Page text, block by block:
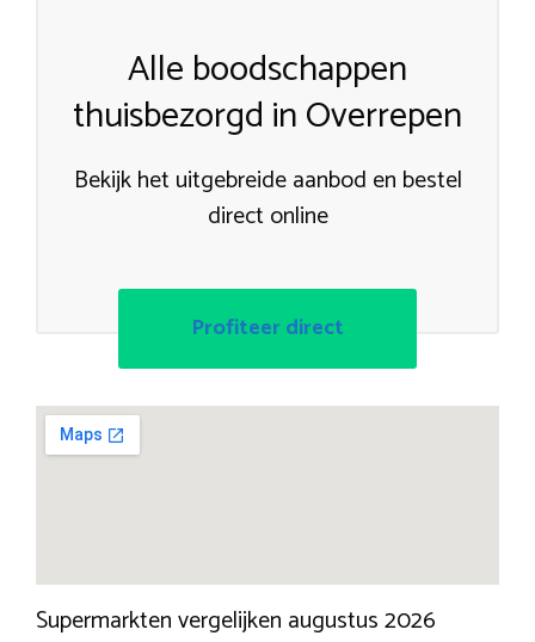
Alle boodschappen
thuisbezorgd in Overrepen
Bekijk het uitgebreide aanbod en bestel
direct online
Profiteer direct
Supermarkten vergelijken augustus 2026